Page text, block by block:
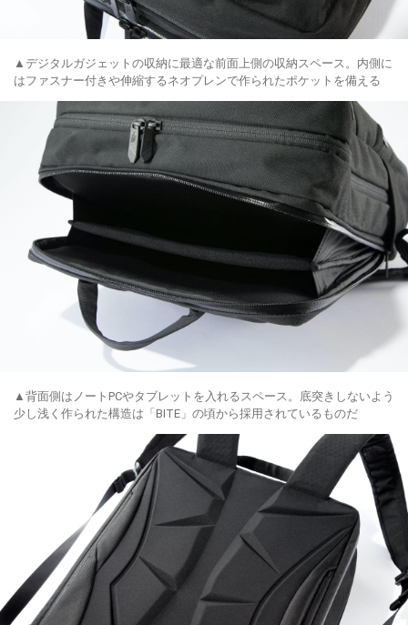
▲デジタルガジェットの収納に最適な前面上側の収納スペース。内側に
はファスナー付きや伸縮するネオプレンで作られたポケットを備える
▲背面側はノートPCやタブレットを入れるスペース。底突きしないよう
少し浅く作られた構造は「BITE」の頃から採用されているものだ